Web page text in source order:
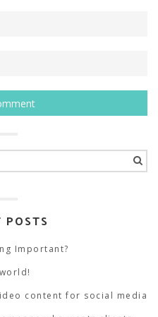
for:
POSTS
Important?
content for social media